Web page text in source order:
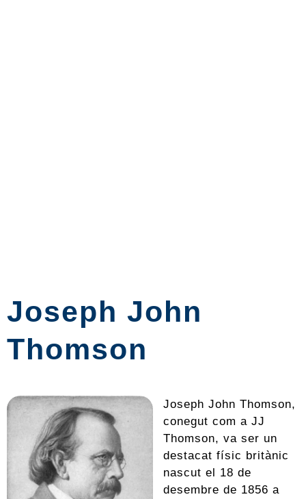
Joseph John
Thomson
Joseph John Thomson,
conegut com a JJ
Thomson, va ser un
destacat físic britànic
nascut el 18 de
desembre de 1856 a